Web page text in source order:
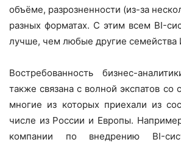
объёме, разрозненности (из-за
разных форматах. С этим всем BI-
лучше, чем любые другие семейства
Востребованность бизнес-
также связана с волной экспатов со
многие из которых приехали из
числе из России и Европы.
компании по внедрению BI-